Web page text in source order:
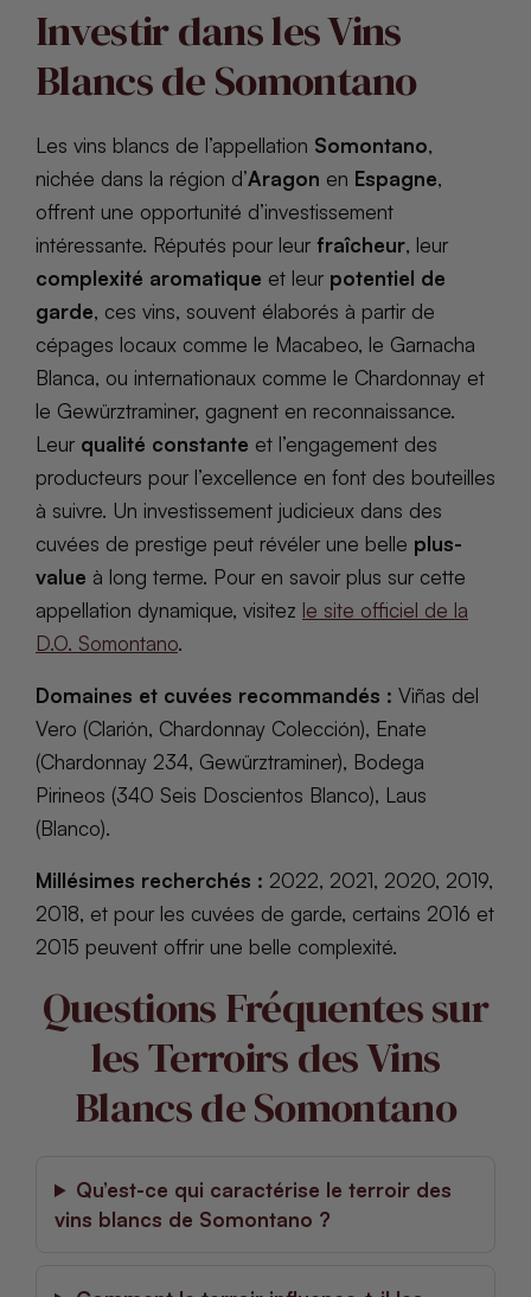
Investir dans les Vins
Blancs de Somontano
Les vins blancs de l’appellation Somontano,
nichée dans la région d’Aragon en Espagne,
offrent une opportunité d’investissement
intéressante. Réputés pour leur fraîcheur, leur
complexité aromatique et leur potentiel de
garde, ces vins, souvent élaborés à partir de
cépages locaux comme le Macabeo, le Garnacha
Blanca, ou internationaux comme le Chardonnay et
le Gewürztraminer, gagnent en reconnaissance.
Leur qualité constante et l’engagement des
producteurs pour l’excellence en font des bouteilles
à suivre. Un investissement judicieux dans des
cuvées de prestige peut révéler une belle plus-
value à long terme. Pour en savoir plus sur cette
appellation dynamique, visitez le site officiel de la
D.O. Somontano.
Domaines et cuvées recommandés : Viñas del
Vero (Clarión, Chardonnay Colección), Enate
(Chardonnay 234, Gewürztraminer), Bodega
Pirineos (340 Seis Doscientos Blanco), Laus
(Blanco).
Millésimes recherchés : 2022, 2021, 2020, 2019,
2018, et pour les cuvées de garde, certains 2016 et
2015 peuvent offrir une belle complexité.
Questions Fréquentes sur
les Terroirs des Vins
Blancs de Somontano
Qu’est-ce qui caractérise le terroir des
vins blancs de Somontano ?